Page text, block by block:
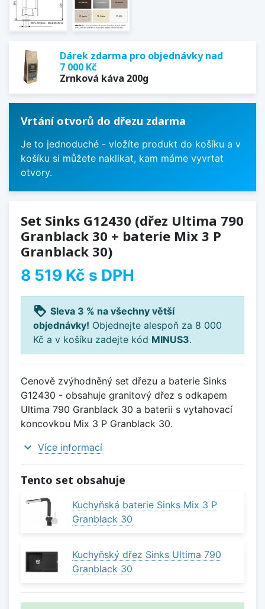
Dárek zdarma pro objednávky nad
7 000 Kč
Zrnková káva 200g
Vrtání otvorů do dřezu zdarma
Je to jednoduché - vložíte produkt do košíku a v
košíku si můžete naklikat, kam máme vyvrtat
otvory.
Set Sinks G12430 (dřez Ultima 790
Granblack 30 + baterie Mix 3 P
Granblack 30)
8 519 Kč s DPH
loyalty Sleva 3 % na všechny větší
objednávky! Objednejte alespoň za 8 000
Kč a v košíku zadejte kód MINUS3.
Cenově zvýhodněný set dřezu a baterie Sinks
G12430 - obsahuje granitový dřez s odkapem
Ultima 790 Granblack 30 a baterii s vytahovací
koncovkou Mix 3 P Granblack 30.
expand_more Více informací
Tento set obsahuje
Kuchyňská baterie Sinks Mix 3 P
Granblack 30
Kuchyňský dřez Sinks Ultima 790
Granblack 30